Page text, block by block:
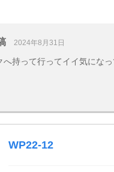
2024年8月31日
へ持って行ってイイ気にな
WP22-12